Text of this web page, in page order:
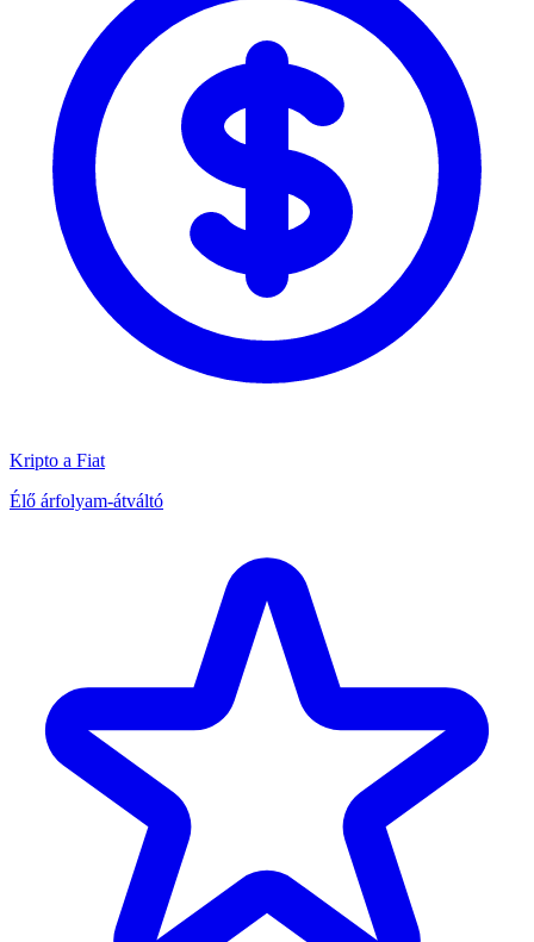
Kripto a Fiat
Élő árfolyam-átváltó